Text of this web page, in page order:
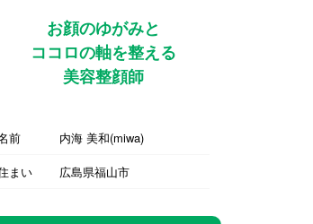
お顔のゆがみと
ココロの軸を整える
美容整顔師
前
内海 美和(miwa)
まい
広島県福山市